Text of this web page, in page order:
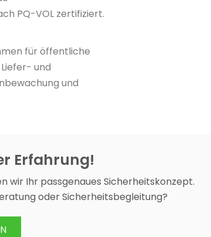
PQ-VOL zertifiziert.
für öffentliche
und
und
Erfahrung!
wir Ihr passgenaues Sicherheitskonzept.
oder Sicherheitsbegleitung?